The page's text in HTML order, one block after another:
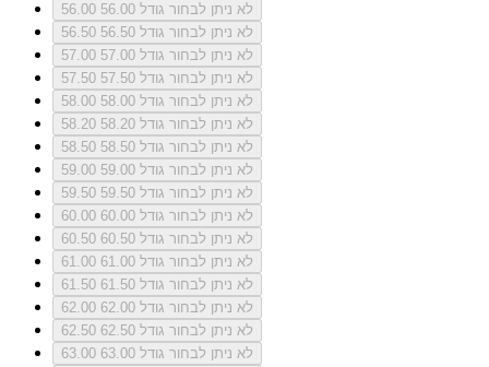
56.00
לא ניתן לבחור גודל 56.00
56.50
לא ניתן לבחור גודל 56.50
57.00
לא ניתן לבחור גודל 57.00
57.50
לא ניתן לבחור גודל 57.50
58.00
לא ניתן לבחור גודל 58.00
58.20
לא ניתן לבחור גודל 58.20
58.50
לא ניתן לבחור גודל 58.50
59.00
לא ניתן לבחור גודל 59.00
59.50
לא ניתן לבחור גודל 59.50
60.00
לא ניתן לבחור גודל 60.00
60.50
לא ניתן לבחור גודל 60.50
61.00
לא ניתן לבחור גודל 61.00
61.50
לא ניתן לבחור גודל 61.50
62.00
לא ניתן לבחור גודל 62.00
62.50
לא ניתן לבחור גודל 62.50
63.00
לא ניתן לבחור גודל 63.00